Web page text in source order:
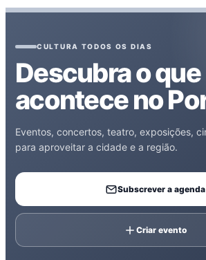
CULTURA TODOS OS DIAS
Descubra o que
acontece no
Eventos, concertos, teatro, exposições,
para aproveitar a cidade e a região.
Subscrever a agenda
Criar evento